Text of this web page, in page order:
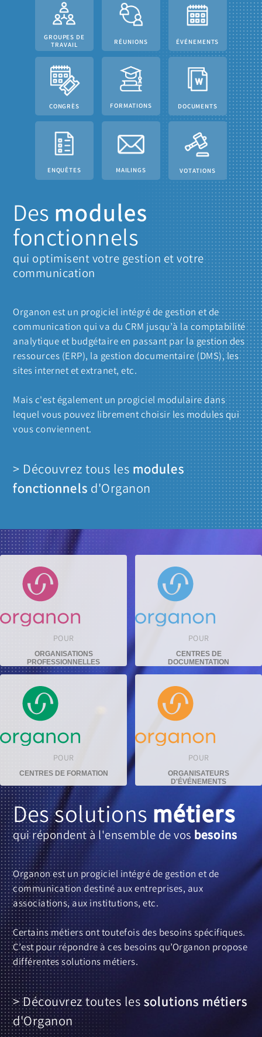
GROUPES DE
TRAVAIL
RÉUNIONS ÉVÉNEMENTS
CONGRÈS FORMATIONS DOCUMENTS
ENQUÊTES MAILINGS VOTATIONS
Des modules
fonctionnels
qui optimisent votre gestion et votre
communication
Organon est un progiciel intégré de gestion et de
communication qui va du CRM jusqu’à la comptabilité
analytique et budgétaire en passant par la gestion des
ressources (ERP), la gestion documentaire (DMS), les
sites internet et extranet, etc.
Mais c'est également un progiciel modulaire dans
lequel vous pouvez librement choisir les modules qui
vous conviennent.
> Découvrez tous les modules
fonctionnels d'Organon
Des solutions métiers
qui répondent à l'ensemble de vos besoins
Organon est un progiciel intégré de gestion et de
communication destiné aux entreprises, aux
associations, aux institutions, etc.
Certains métiers ont toutefois des besoins spécifiques.
C’est pour répondre à ces besoins qu’Organon propose
différentes solutions métiers.
> Découvrez toutes les solutions métiers
d'Organon
POUR
ORGANISATIONS
PROFESSIONNELLES
POUR
CENTRES DE
DOCUMENTATION
POUR
CENTRES DE FORMATION
POUR
ORGANISATEURS
D'ÉVÉNEMENTS